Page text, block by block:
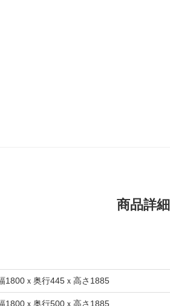
商品詳細
1800ｘ奥行445ｘ高さ1885
1800ｘ奥行500ｘ高さ1885